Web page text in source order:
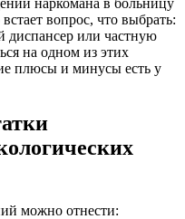
вопрос, что выбрать:
диспансер или частную
на одном из этих
плюсы и минусы есть у
можно отнести: